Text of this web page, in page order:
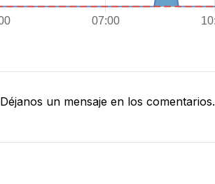
Déjanos un mensaje en los comentarios.